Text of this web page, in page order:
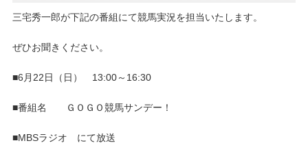
三宅秀一郎が下記の番組にて競馬実況を担当いたします。
ぜひお聞きください。
■6月22日（日） 13:00～16:30
■番組名 ＧＯＧＯ競馬サンデー！
■MBSラジオ にて放送